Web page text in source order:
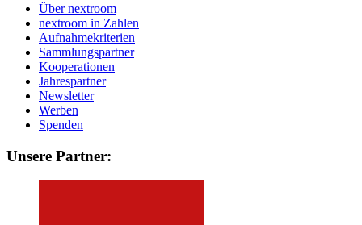
Über nextroom
nextroom in Zahlen
Aufnahmekriterien
Sammlungspartner
Kooperationen
Jahrespartner
Newsletter
Werben
Spenden
Unsere Partner: